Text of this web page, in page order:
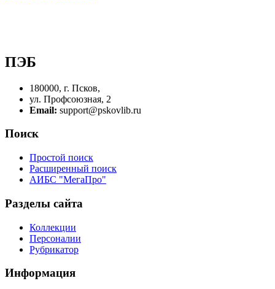
ПЭБ
180000, г. Псков,
ул. Профсоюзная, 2
Email: support@pskovlib.ru
Поиск
Простой поиск
Расширенный поиск
АИБС "МегаПро"
Разделы сайта
Коллекции
Персоналии
Рубрикатор
Информация